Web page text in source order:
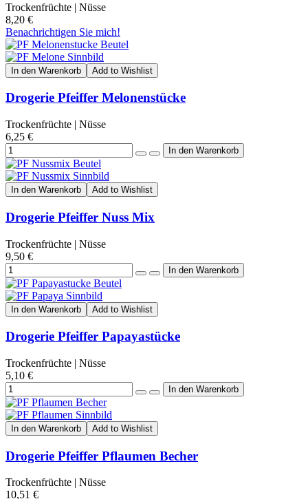
Trockenfrüchte | Nüsse
8,20 €
Benachrichtigen Sie mich!
In den Warenkorb Add to Wishlist
Drogerie Pfeiffer Melonenstücke
Trockenfrüchte | Nüsse
6,25 €
In den Warenkorb Add to Wishlist
Drogerie Pfeiffer Nuss Mix
Trockenfrüchte | Nüsse
9,50 €
In den Warenkorb Add to Wishlist
Drogerie Pfeiffer Papayastücke
Trockenfrüchte | Nüsse
5,10 €
In den Warenkorb Add to Wishlist
Drogerie Pfeiffer Pflaumen Becher
Trockenfrüchte | Nüsse
10,51 €